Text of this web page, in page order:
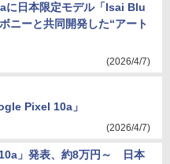
日本限定モデル「Isai Blu
ニーと共同開発した“アート
(2026/4/7)
Pixel 10a」
(2026/4/7)
」発表、約8万円～ 日本